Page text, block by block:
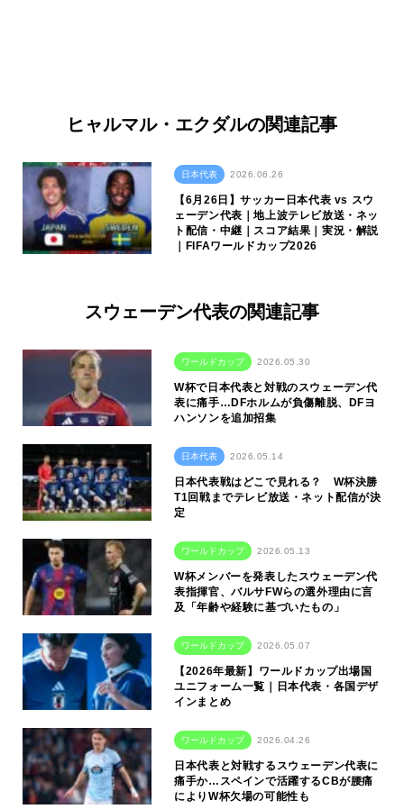
ヒャルマル・エクダルの関連記事
日本代表 2026.06.26
【6月26日】サッカー日本代表 vs スウ
ェーデン代表｜地上波テレビ放送・ネッ
ト配信・中継｜スコア結果｜実況・解説
｜FIFAワールドカップ2026
スウェーデン代表の関連記事
ワールドカップ 2026.05.30
W杯で日本代表と対戦のスウェーデン代
表に痛手…DFホルムが負傷離脱、DFヨ
ハンソンを追加招集
日本代表 2026.05.14
日本代表戦はどこで見れる？ W杯決勝
T1回戦までテレビ放送・ネット配信が決
定
ワールドカップ 2026.05.13
W杯メンバーを発表したスウェーデン代
表指揮官、バルサFWらの選外理由に言
及「年齢や経験に基づいたもの」
ワールドカップ 2026.05.07
【2026年最新】ワールドカップ出場国
ユニフォーム一覧｜日本代表・各国デザ
インまとめ
ワールドカップ 2026.04.26
日本代表と対戦するスウェーデン代表に
痛手か…スペインで活躍するCBが腰痛
によりW杯欠場の可能性も